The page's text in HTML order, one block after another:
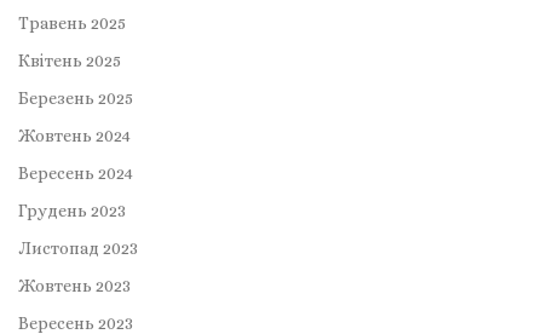
Травень 2025
Квітень 2025
Березень 2025
Жовтень 2024
Вересень 2024
Грудень 2023
Листопад 2023
Жовтень 2023
Вересень 2023